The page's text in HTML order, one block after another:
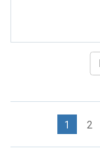
1 2